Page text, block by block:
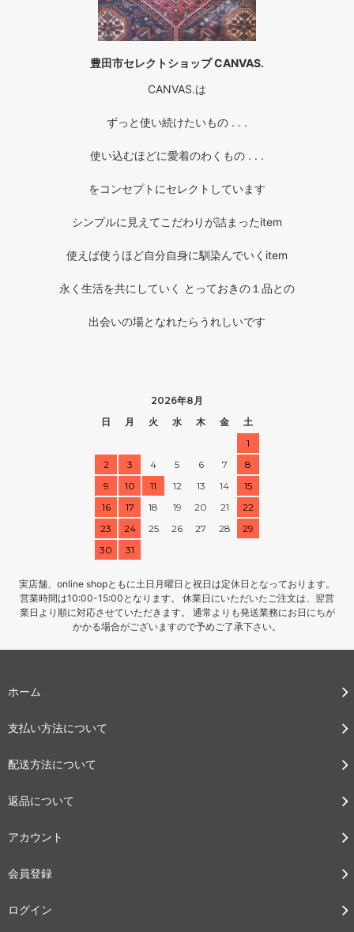
豊田市セレクトショップ CANVAS.
CANVAS.は
ずっと使い続けたいもの . . .
使い込むほどに愛着のわくもの . . .
をコンセプトにセレクトしています
シンプルに見えてこだわりが詰まったitem
使えば使うほど自分自身に馴染んでいくitem
永く生活を共にしていく とっておきの１品との
出会いの場となれたらうれしいです
2026年8月
日
月 火 水 木 金
土
1
2
3 4 5 6 7
8
9
10 11 12 13 14
15
16
17 18 19 20 21
22
23
24 25 26 27 28
29
30
31
実店舗、online shopともに土日月曜日と祝日は定休日となっております。
営業時間は10:00-15:00となります。 休業日にいただいたご注文は、翌営
業日より順に対応させていただきます。 通常よりも発送業務にお日にちが
かかる場合がございますので予めご了承下さい。
ホーム
支払い方法について
配送方法について
返品について
アカウント
会員登録
ログイン